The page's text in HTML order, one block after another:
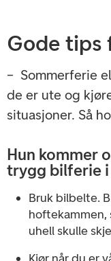
Gode tips
– Sommerferie
de er ute og
situasjoner. Så
Hun kommer
trygg bilferie i
Bruk bilbelte.
hoftekammen,
uhell skulle